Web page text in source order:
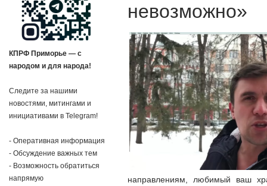
КПРФ Приморье — с
народом и для народа!
Следите за нашими
новостями, митингами и
инициативами в Telegram!
- Оперативная информация
- Обсуждение важных тем
- Возможность обратиться
напрямую
невозможно»
направлениям, любимый ваш